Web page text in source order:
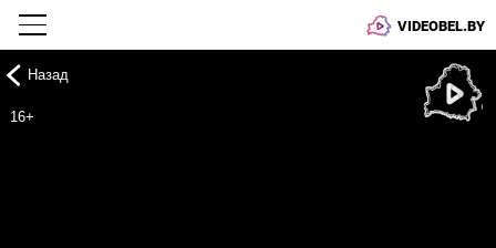
VIDEOBEL.BY
Назад
16+